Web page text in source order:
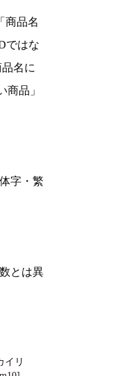
商品名
ではな
名に
商品」
字・繁
とは異
イリ